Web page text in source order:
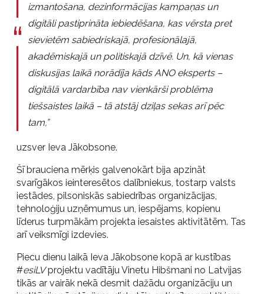
izmantošana, dezinformācijas kampaņas un
digitāli pastiprināta iebiedēšana, kas vērsta pret
sievietēm sabiedriskajā, profesionālajā,
akadēmiskajā un politiskajā dzīvē. Un, kā vienas
diskusijas laikā norādīja kāds ANO eksperts –
digitālā vardarbība nav vienkārši problēma
tiešsaistes laikā – tā atstāj dziļas sekas arī pēc
tam,”
uzsver Ieva Jākobsone.
Šī brauciena mērķis galvenokārt bija apzināt
svarīgākos ieinteresētos dalībniekus, tostarp valsts
iestādes, pilsoniskās sabiedrības organizācijas,
tehnoloģiju uzņēmumus un, iespējams, kopienu
līderus turpmākām projekta iesaistes aktivitātēm. Tas
arī veiksmīgi izdevies.
Piecu dienu laikā Ieva Jākobsone kopā ar kustības
#esiLVprojektu vadītāju Vinetu Hibšmani no Latvijas
tikās ar vairāk nekā desmit dažādu organizāciju un